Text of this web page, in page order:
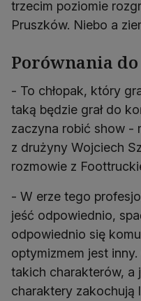
trzecim poziomie
Pruszków. Niebo a
Porównania
- To chłopak, który
taką będzie grał do
zaczyna robić show -
z drużyny Wojciech
rozmowie z
- W erze tego
jeść odpowiednio,
odpowiednio się
optymizmem jest
takich charakterów, a
charaktery zakochują